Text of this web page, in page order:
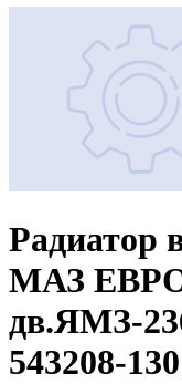
Радиатор
МАЗ
дв.ЯМЗ-
543208-